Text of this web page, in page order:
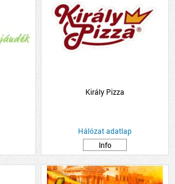
Király Pizza
Hálózat adatlap
Info